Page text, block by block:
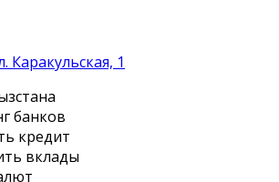
Каракульская, 1
банков
кредит
вклады